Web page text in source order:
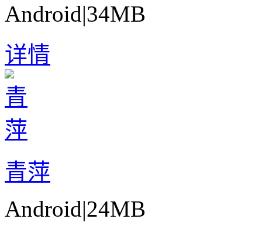
Android|34MB
详情
青萍
Android|24MB